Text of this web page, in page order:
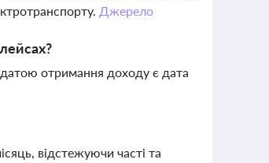
Джерело
отримання доходу є дата
відстежуючи часті та